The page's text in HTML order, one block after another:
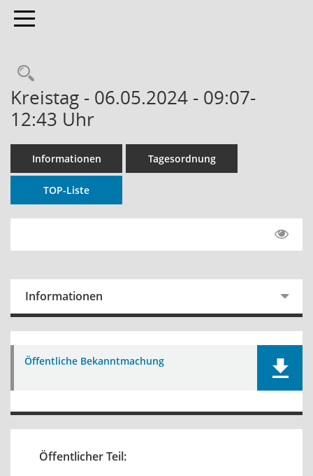
Toggle navigation
Rechercheauswahl
Kreistag - 06.05.2024 - 09:07-
12:43 Uhr
Informationen Tagesordnung
TOP-Liste
Informationen
Öffentliche Bekanntmachung
Öffentlicher Teil: